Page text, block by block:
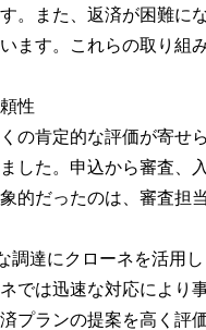
。また、返済が困難に
ます。これらの取り組
性
の肯定的な評価が寄せ
した。申込から審査、
的だったのは、審査担
達にクローネを活用
では迅速な対応により
プランの提案を高く評